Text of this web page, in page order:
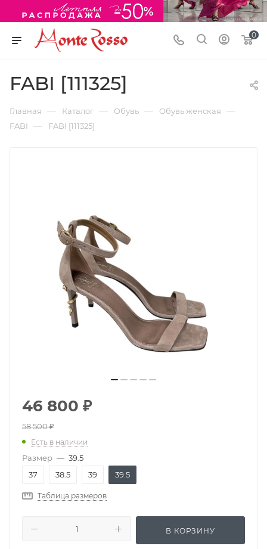
0
FABI [111325]
Главная — Каталог — Обувь — Обувь женская —
FABI — FABI [111325]
46 800 ₽
58 500₽
Есть в наличии
Размер — 39.5
37
38.5 39 39.5
Таблица размеров
В КОРЗИНУ